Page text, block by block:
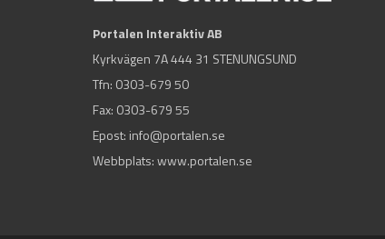
Portalen Interaktiv AB
Kyrkvägen 7A 444 31 STENUNGSUND
Tfn: 0303-679 50
Fax: 0303-679 55
Epost: info@portalen.se
Webbplats: www.portalen.se